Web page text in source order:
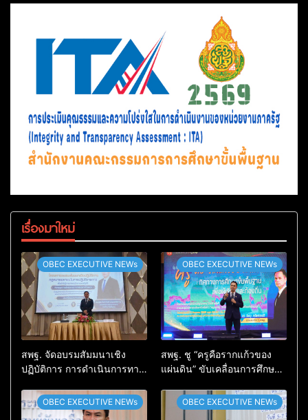
เรื่องมาใหม่
OBEC EXECUTIVE NEWs
สพฐ. จัดอบรมสัมมนาเชิง
ปฏิบัติการ การดำเนินการทาง
อบรมผู้จะเป็นกรรมการ
สอบสวน (ตามหลักสูตร
OBEC EXECUTIVE NEWs
สพฐ. ชู “ครูคือรากแก้วของ
แผ่นดิน” ขับเคลื่อนการศึกษา
สร้างผู้เรียนเต็มศักยภาพ
OBEC EXECUTIVE NEWs OBEC EXECUTIVE NEWs